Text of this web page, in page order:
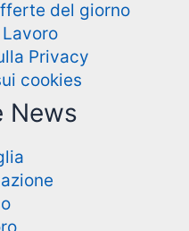
del giorno
Privacy
cookies
News